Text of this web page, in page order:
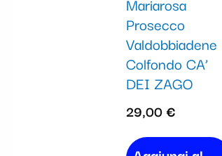
Prosecco
Valdobbiadene
Colfondo CA’
DEI ZAGO
29,00€